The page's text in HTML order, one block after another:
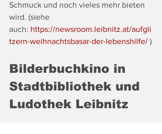
Schmuck und noch vieles mehr bieten
wird. (siehe
auch: https://newsroom.leibnitz.at/aufgli
tzern-weihnachtsbasar-der-lebenshilfe/ )
Bilderbuchkino in
Stadtbibliothek und
Ludothek Leibnitz